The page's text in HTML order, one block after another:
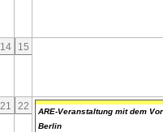
14 15
21 22
ARE-Veranstaltung mit dem
Berlin